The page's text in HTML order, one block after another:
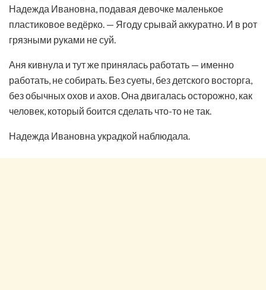
Надежда Ивановна, подавая девочке маленькое
пластиковое ведёрко. — Ягоду срывай аккуратно. И в рот
грязными руками не суй.
Аня кивнула и тут же принялась работать — именно
работать, не собирать. Без суеты, без детского восторга,
без обычных охов и ахов. Она двигалась осторожно, как
человек, который боится сделать что-то не так.
Надежда Ивановна украдкой наблюдала.